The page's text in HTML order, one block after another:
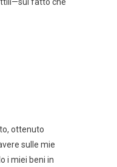
ottenuto
sulle mie
i miei beni in